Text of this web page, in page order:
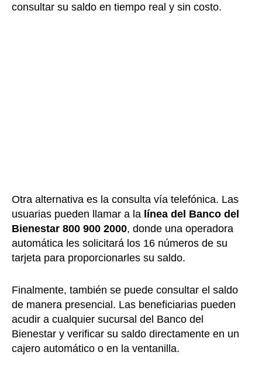
consultar su saldo en tiempo real y sin costo.
Otra alternativa es la consulta vía telefónica. Las
usuarias pueden llamar a la línea del Banco del
Bienestar 800 900 2000, donde una operadora
automática les solicitará los 16 números de su
tarjeta para proporcionarles su saldo.
Finalmente, también se puede consultar el saldo
de manera presencial. Las beneficiarias pueden
acudir a cualquier sucursal del Banco del
Bienestar y verificar su saldo directamente en un
cajero automático o en la ventanilla.